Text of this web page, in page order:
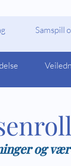
Samspill
og